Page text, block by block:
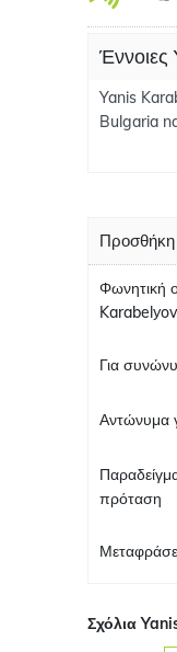
Yanis
Bulgaria
Προσθήκη
Φωνητική
Karabelyov
Για
Αντώνυμα
πρόταση
Σχόλια